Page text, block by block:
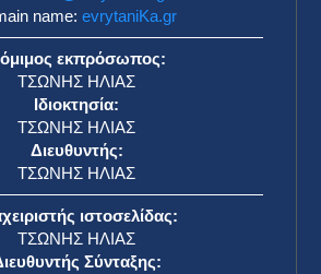
name: evrytaniKa.gr
εκπρόσωπος:
ΤΣΩΝΗΣ ΗΛΙΑΣ
Ιδιοκτησία:
ΤΣΩΝΗΣ ΗΛΙΑΣ
Διευθυντής:
ΤΣΩΝΗΣ ΗΛΙΑΣ
ιστοσελίδας:
ΤΣΩΝΗΣ ΗΛΙΑΣ
Σύνταξης: